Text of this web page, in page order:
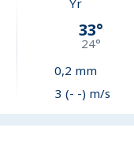
Yr
33°
24°
0,2 mm
3 (- -) m/s